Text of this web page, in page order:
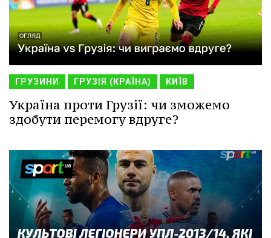
ГРУЗИНИ ГРУЗІЯ (КРАЇНА) КИЇВ
Україна проти Грузії: чи зможемо
здобути перемогу вдруге?